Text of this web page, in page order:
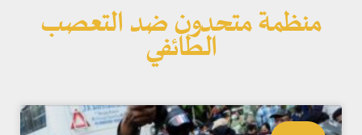
منظمة متحدون ضد التعصب
الطائفي